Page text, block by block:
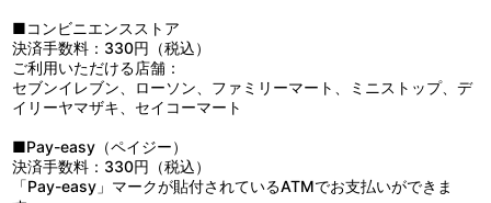
わぬ事故や破損の恐れがあります。
●高温多湿の場所では変形・変色が生じる場合が御座います。
●直射日光及び紫外線が長期間あたる場所では変色や劣化の原因に
なりますので、保管の際はご注意ください。
●体質によって、かゆみ、かぶれを生じる場合がありますので、皮
さい。特に金属アレルギーの方はご注意ください。
●落下など激しい衝撃が加わりますと、破損の恐れがありますので
お取扱いには十分ご注意ください。
■コンビニエンスストア
決済手数料：330円（税込）
ご利用いただける店舗：
セブンイレブン、ローソン、ファミリーマート、ミニストップ、デ
イリーヤマザキ、セイコーマート
■Pay-easy（ペイジー）
決済手数料：330円（税込）
「Pay-easy」マークが貼付されているATMでお支払いができま